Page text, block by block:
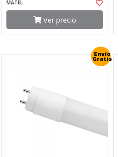
MATEL
Ver precio
Envío
Gratis